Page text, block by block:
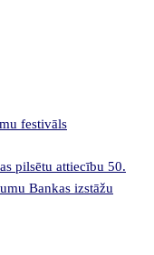
festivāls
pilsētu attiecību 50.
Bankas izstāžu